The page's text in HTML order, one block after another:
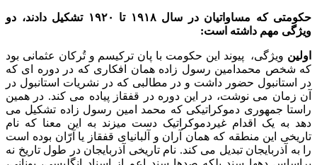
حکومتی که مساواتیان در سال ۱۹۱۸ تا ۱۹۲۰ تشکیل دادند، دو
ویژگی مهم داشته است:
اولین ویژگی، پیوند این حکومت با پان ترکیسم و تُرکان عثمانی بود
که شخص محمدامین رسول زاده همان افکاری که در دوره ای که
در استانبول حضور داشت و در مطالبی که در نشریات استانبول در
آن زمان می نوشت، در این دوره در قفقاز پیاده می کند. در همین
راستا جمهوری دموکراتیکی که محمد امین رسول زاده تشکیل می
دهد به یک اقدام غیردموکراتیک دست میزند به این معنا که نام
تاریخی این منطقه که همان آران و آلبانیای قفقاز یا آرّان بوده است
را به آذربایجان تبدیل می کند. نام تاریخی آذربایجان در طول تاریخ نه